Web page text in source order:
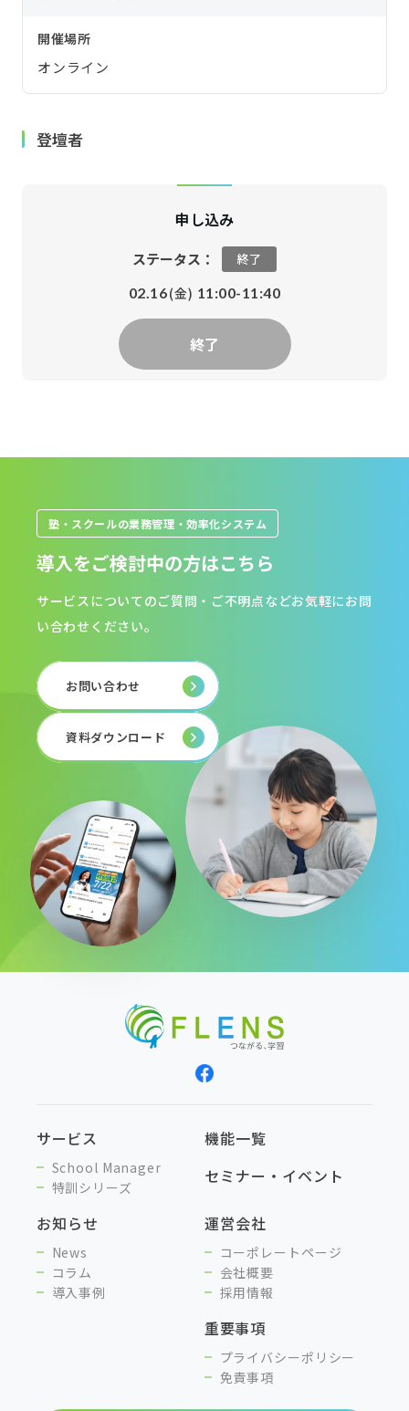
開催場所
オンライン
登壇者
申し込み
ステータス：
終了
02.16(金) 11:00-11:40
終了
塾・スクールの業務管理・効率化システム
導入をご検討中の方はこちら
サービスについてのご質問・ご不明点などお気軽にお問
い合わせください。
お問い合わせ
資料ダウンロード
サービス
School Manager
特訓シリーズ
機能一覧
セミナー・イベント
お知らせ
News
コラム
導入事例
運営会社
コーポレートページ
会社概要
採用情報
重要事項
プライバシーポリシー
免責事項